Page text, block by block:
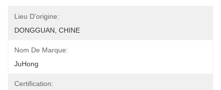
Lieu D'origine:
DONGGUAN, CHINE
Nom De Marque:
JuHong
Certification: